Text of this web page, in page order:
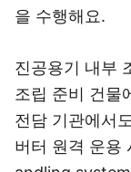
을 수행해요.
진공용기 내부
조립 준비 건물
전담 기관에서
버터 원격 운